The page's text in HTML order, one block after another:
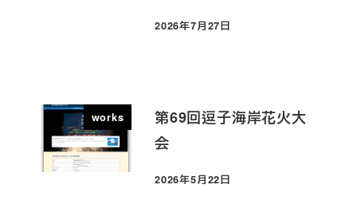
投稿日
2026年7月27日
works
第69回逗子海岸花火大
会
投稿日
2026年5月22日